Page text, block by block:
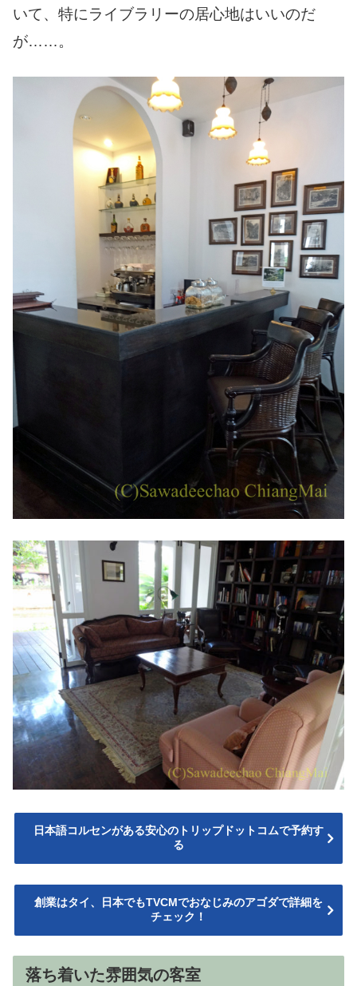
いて、特にライブラリーの居心地はいいのだ
が……。
日本語コルセンがある安心のトリップドットコムで予約す
る
創業はタイ、日本でもTVCMでおなじみのアゴダで詳細を
チェック！
落ち着いた雰囲気の客室